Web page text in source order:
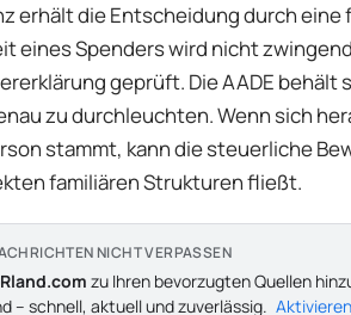
erhält die Entscheidung durch
eines Spenders wird nicht
geprüft. Die AADE
zu durchleuchten. Wenn sich
stammt, kann die steuerliche
familiären Strukturen fließt.
NICHT VERPASSEN
zu Ihren bevorzugten Quellen
– schnell, aktuell und zuverlässig. Aktivieren